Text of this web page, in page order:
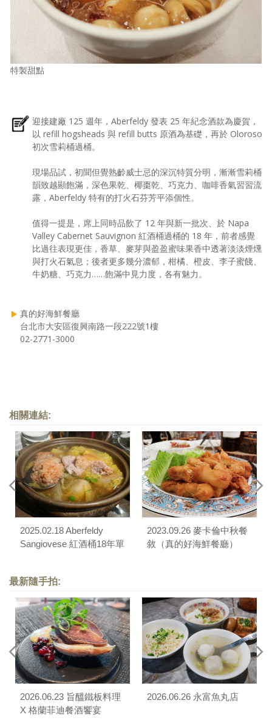
特製甜點
迎接建廠 125 週年，Aberfeldy 發表 25 年紀念酒款為慶賀，
以 refill hogsheads 與 refill butts 原酒為基礎，再於 Oloroso
初次雪莉桶過桶。
現場品試，初聞但覺熟齡威士忌的深沉特質分明，漸漸雪莉桶
韻致越顯飽滿，深色果乾、椰棗乾、巧克力、咖啡香氣習習流
露，Aberfeldy 特有的打火石芬芳平添個性。
值得一提是，席上同時品飲了 12 年與新一批次、於 Napa
Valley Cabernet Sauvignon 紅酒桶過桶的 18 年，前者感覺
比過往表現更佳，香草、麥芽與盈盈蜜味果香中透著淡淡煙燻
與打火石氣息；後者更多幾分濃郁，柑橘、橙皮、李子蜜餞、
牛奶糖、巧克力……飽滿中見力度，各有魅力。
真的好海鮮餐廳
台北市大安區復興南路一段222號1樓
02-2771-3000
相關連結:
2025.02.18 Aberfeldy
Sangiovese 紅酒桶18年單
2023.09.26 麥卡倫中秋餐
敘（真的好海鮮餐廳）
最新隨手拍:
2026.06.23 旨醞鐵板料理
X 格蘭菲迪餐酒饗宴
2026.06.26 永富魚丸店